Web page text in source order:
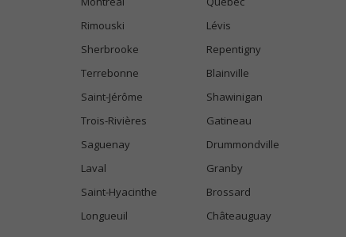
Rimouski
Lévis
Sherbrooke
Repentigny
Terrebonne
Blainville
Saint-Jérôme
Shawinigan
Trois-Rivières
Gatineau
Saguenay
Drummondville
Laval
Granby
Saint-Hyacinthe
Brossard
Longueuil
Châteauguay